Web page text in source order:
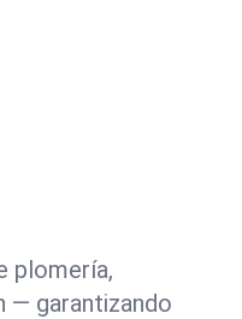
plomería,
— garantizando